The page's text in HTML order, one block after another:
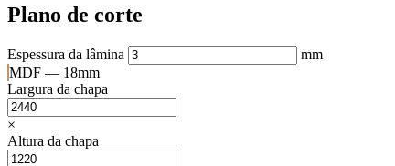
Plano de corte
Espessura da lâmina
mm
MDF — 18mm
Largura da chapa
×
Altura da chapa